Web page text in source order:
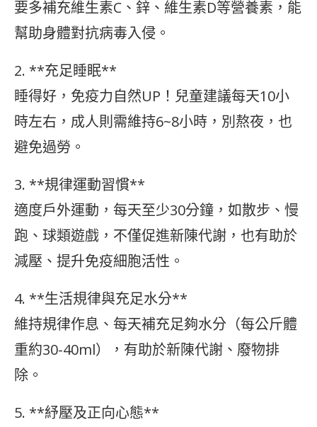
要多補充維生素C、鋅、維生素D等營養素，能
幫助身體對抗病毒入侵。
2. **充足睡眠**
睡得好，免疫力自然UP！兒童建議每天10小
時左右，成人則需維持6~8小時，別熬夜，也
避免過勞。
3. **規律運動習慣**
適度戶外運動，每天至少30分鐘，如散步、慢
跑、球類遊戲，不僅促進新陳代謝，也有助於
減壓、提升免疫細胞活性。
4. **生活規律與充足水分**
維持規律作息、每天補充足夠水分（每公斤體
重約30-40ml），有助於新陳代謝、廢物排
除。
5. **紓壓及正向心態**